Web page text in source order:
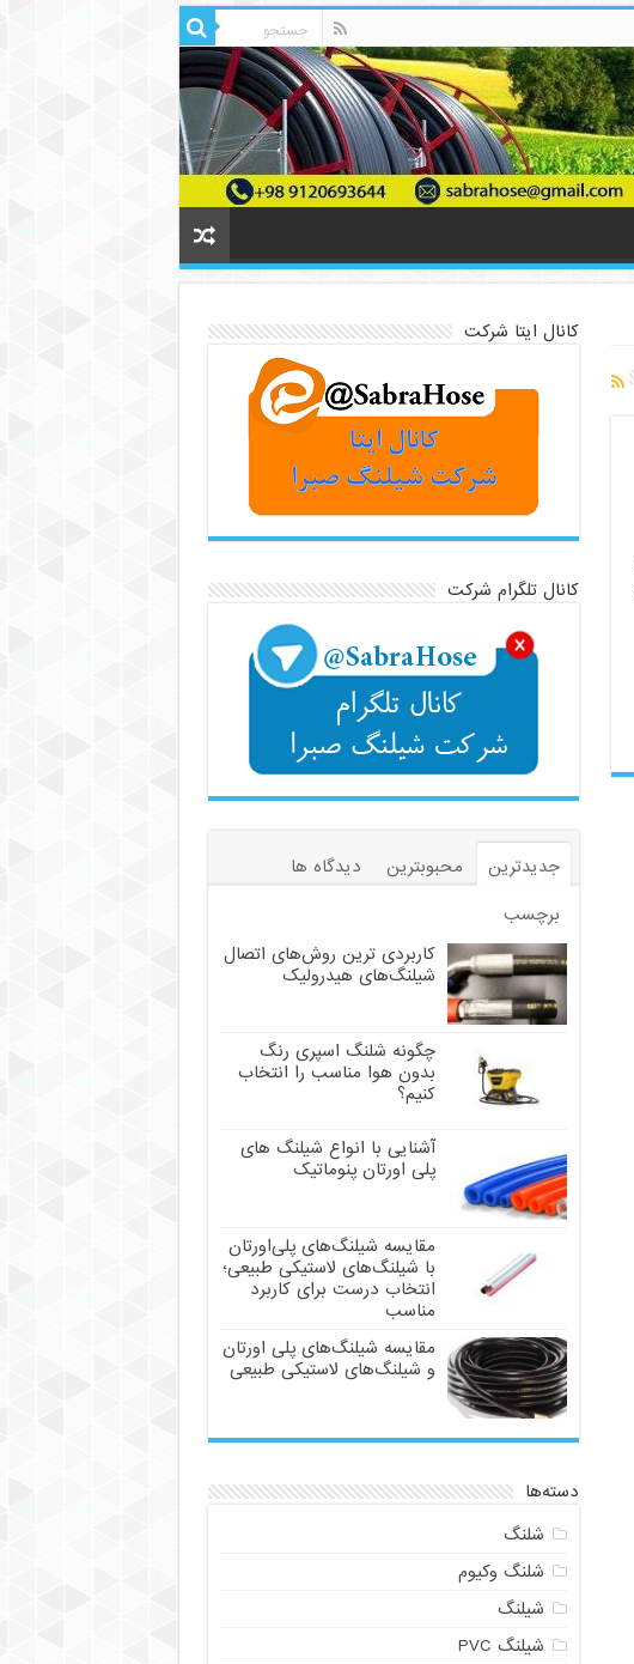
کانال ایتا شرکت
کانال تلگرام شرکت
جدیدترین محبوبترین
دیدگاه ها
برچسب
کاربردی ترین روش‌های اتصال
شیلنگ‌های هیدرولیک
چگونه شلنگ اسپری رنگ
بدون هوا مناسب را انتخاب
کنیم؟
آشنایی با انواع شیلنگ های
پلی اورتان پنوماتیک
مقایسه شیلنگ‌های پلی‌اورتان
با شیلنگ‌های لاستیکی طبیعی؛
انتخاب درست برای کاربرد
مناسب
مقایسه شیلنگ‌های پلی اورتان
و شیلنگ‌های لاستیکی طبیعی
دسته‌ها
شلنگ
شلنگ وکیوم
شیلنگ
شیلنگ PVC